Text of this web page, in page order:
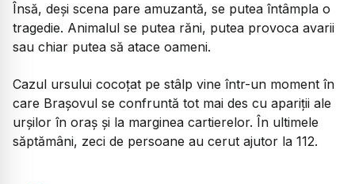
Însă, deși scena pare amuzantă, se putea întâmpla o
tragedie. Animalul se putea răni, putea provoca avarii
sau chiar putea să atace oameni.
Cazul ursului cocoțat pe stâlp vine într-un moment în
care Brașovul se confruntă tot mai des cu apariții ale
urșilor în oraș și la marginea cartierelor. În ultimele
săptămâni, zeci de persoane au cerut ajutor la 112.